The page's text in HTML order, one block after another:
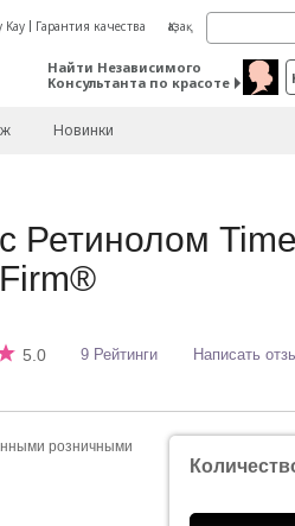
Kay Гарантия качества Қазақ
Найти Независимого
Консультанта по красоте
Новинки
Ретинолом
5.0 9 Рейтинги Написать
розничными